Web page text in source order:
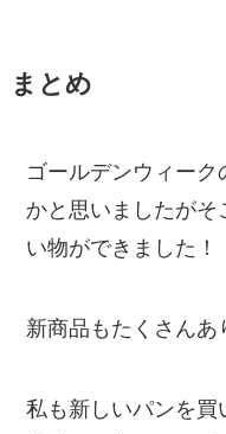
まとめ
ゴールデンウィー
かと思いましたが
い物ができました！
新商品もたくさんあ
私も新しいパンを買